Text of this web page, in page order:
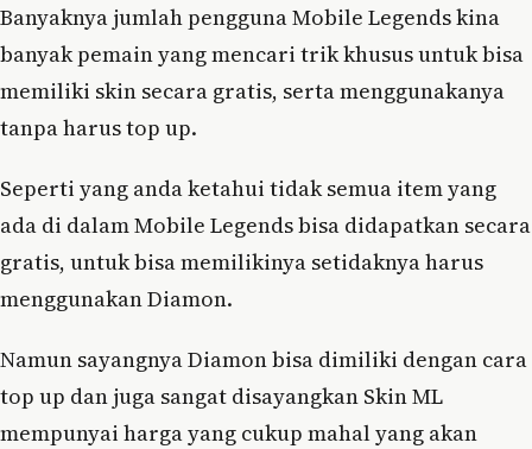
Banyaknya jumlah pengguna Mobile Legends kina
banyak pemain yang mencari trik khusus untuk bisa
memiliki skin secara gratis, serta menggunakanya
tanpa harus top up.
Seperti yang anda ketahui tidak semua item yang
ada di dalam Mobile Legends bisa didapatkan secara
gratis, untuk bisa memilikinya setidaknya harus
menggunakan Diamon.
Namun sayangnya Diamon bisa dimiliki dengan cara
top up dan juga sangat disayangkan Skin ML
mempunyai harga yang cukup mahal yang akan